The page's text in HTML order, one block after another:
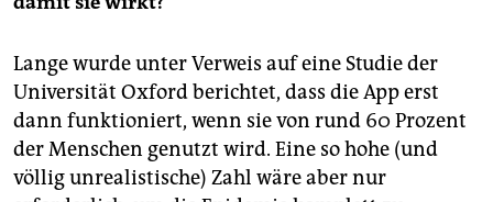
Lange wurde unter Verweis auf eine Studie der
Universität Oxford berichtet, dass die App erst
dann funktioniert, wenn sie von rund 60 Prozent
der Menschen genutzt wird. Eine so hohe (und
völlig unrealistische) Zahl wäre aber nur